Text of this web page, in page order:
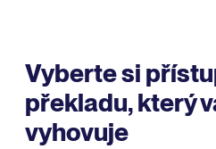
Vyberte si
překladu, který
vyhovuje